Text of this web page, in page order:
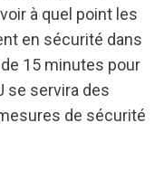
à quel point les
en sécurité dans
15 minutes pour
se servira des
de sécurité